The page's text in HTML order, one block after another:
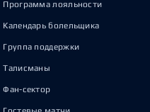
Программа лояльности
Календарь болельщика
Группа поддержки
Талисманы
Фан-сектор